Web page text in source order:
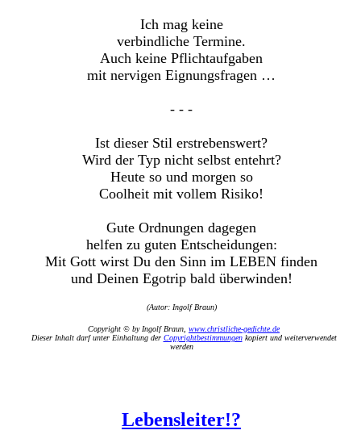
Ich mag keine
verbindliche Termine.
Auch keine Pflichtaufgaben
mit nervigen Eignungsfragen …
- - -
Ist dieser Stil erstrebenswert?
Wird der Typ nicht selbst entehrt?
Heute so und morgen so
Coolheit mit vollem Risiko!
Gute Ordnungen dagegen
helfen zu guten Entscheidungen:
Mit Gott wirst Du den Sinn im LEBEN finden
und Deinen Egotrip bald überwinden!
(Autor: Ingolf Braun)
Copyright © by Ingolf Braun, www.christliche-gedichte.de
Dieser Inhalt darf unter Einhaltung der Copyrightbestimmungenkopiert und weiterverwendet
werden
Lebensleiter!?